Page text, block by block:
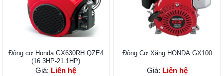
Động cơ Honda GX630RH QZE4
(16.3HP-21.1HP)
Giá: Liên hệ
Động Cơ Xăng HONDA GX100
Giá: Liên hệ